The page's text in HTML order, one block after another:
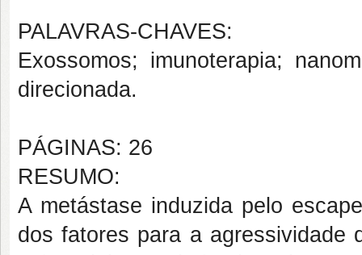
PALAVRAS-CHAVES:
Exossomos; imunoterapia;
direcionada.
PÁGINAS: 26
RESUMO:
A metástase induzida pelo
dos fatores para a agressividade